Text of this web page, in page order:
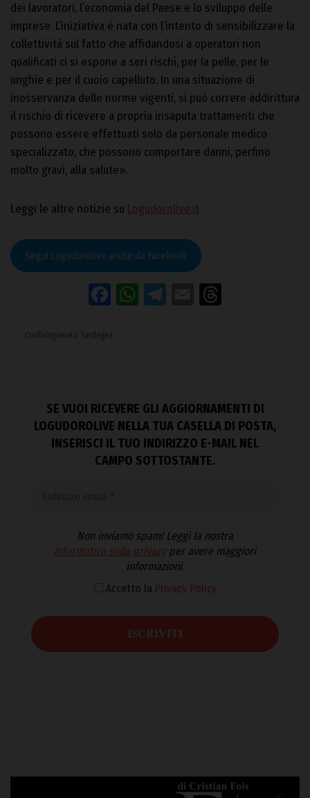
dei lavoratori, l’economia del Paese e lo sviluppo delle
imprese. L’iniziativa è nata con l’intento di sensibilizzare la
collettività sul fatto che affidandosi a operatori non
qualificati ci si espone a seri rischi, per la pelle, per le
unghie e per il cuoio capelluto. In una situazione di
inosservanza delle norme vigenti, si può correre addirittura
il rischio di ricevere a propria insaputa trattamenti che
possono essere effettuati solo da personale medico
specializzato, che possono comportare danni, perfino
molto gravi, alla salute».
Leggi le altre notizie su Logudorolive.it
Segui Logudorolive anche da Facebook
Facebook
WhatsApp
Telegram
Email
Confartigianato Sardegna
SE VUOI RICEVERE GLI AGGIORNAMENTI DI
LOGUDOROLIVE NELLA TUA CASELLA DI POSTA,
INSERISCI IL TUO INDIRIZZO E-MAIL NEL
CAMPO SOTTOSTANTE.
Non inviamo spam! Leggi la nostra
Informativa sulla privacyper avere maggiori
informazioni.
Accetto la Privacy Policy